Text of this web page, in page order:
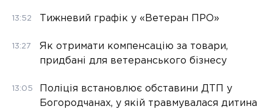
13:52 Тижневий графік у «Ветеран ПРО»
13:27
Як отримати компенсацію за товари,
придбані для ветеранського бізнесу
13:05
Поліція встановлює обставини ДТП у
Богородчанах, у якій травмувалася дитина